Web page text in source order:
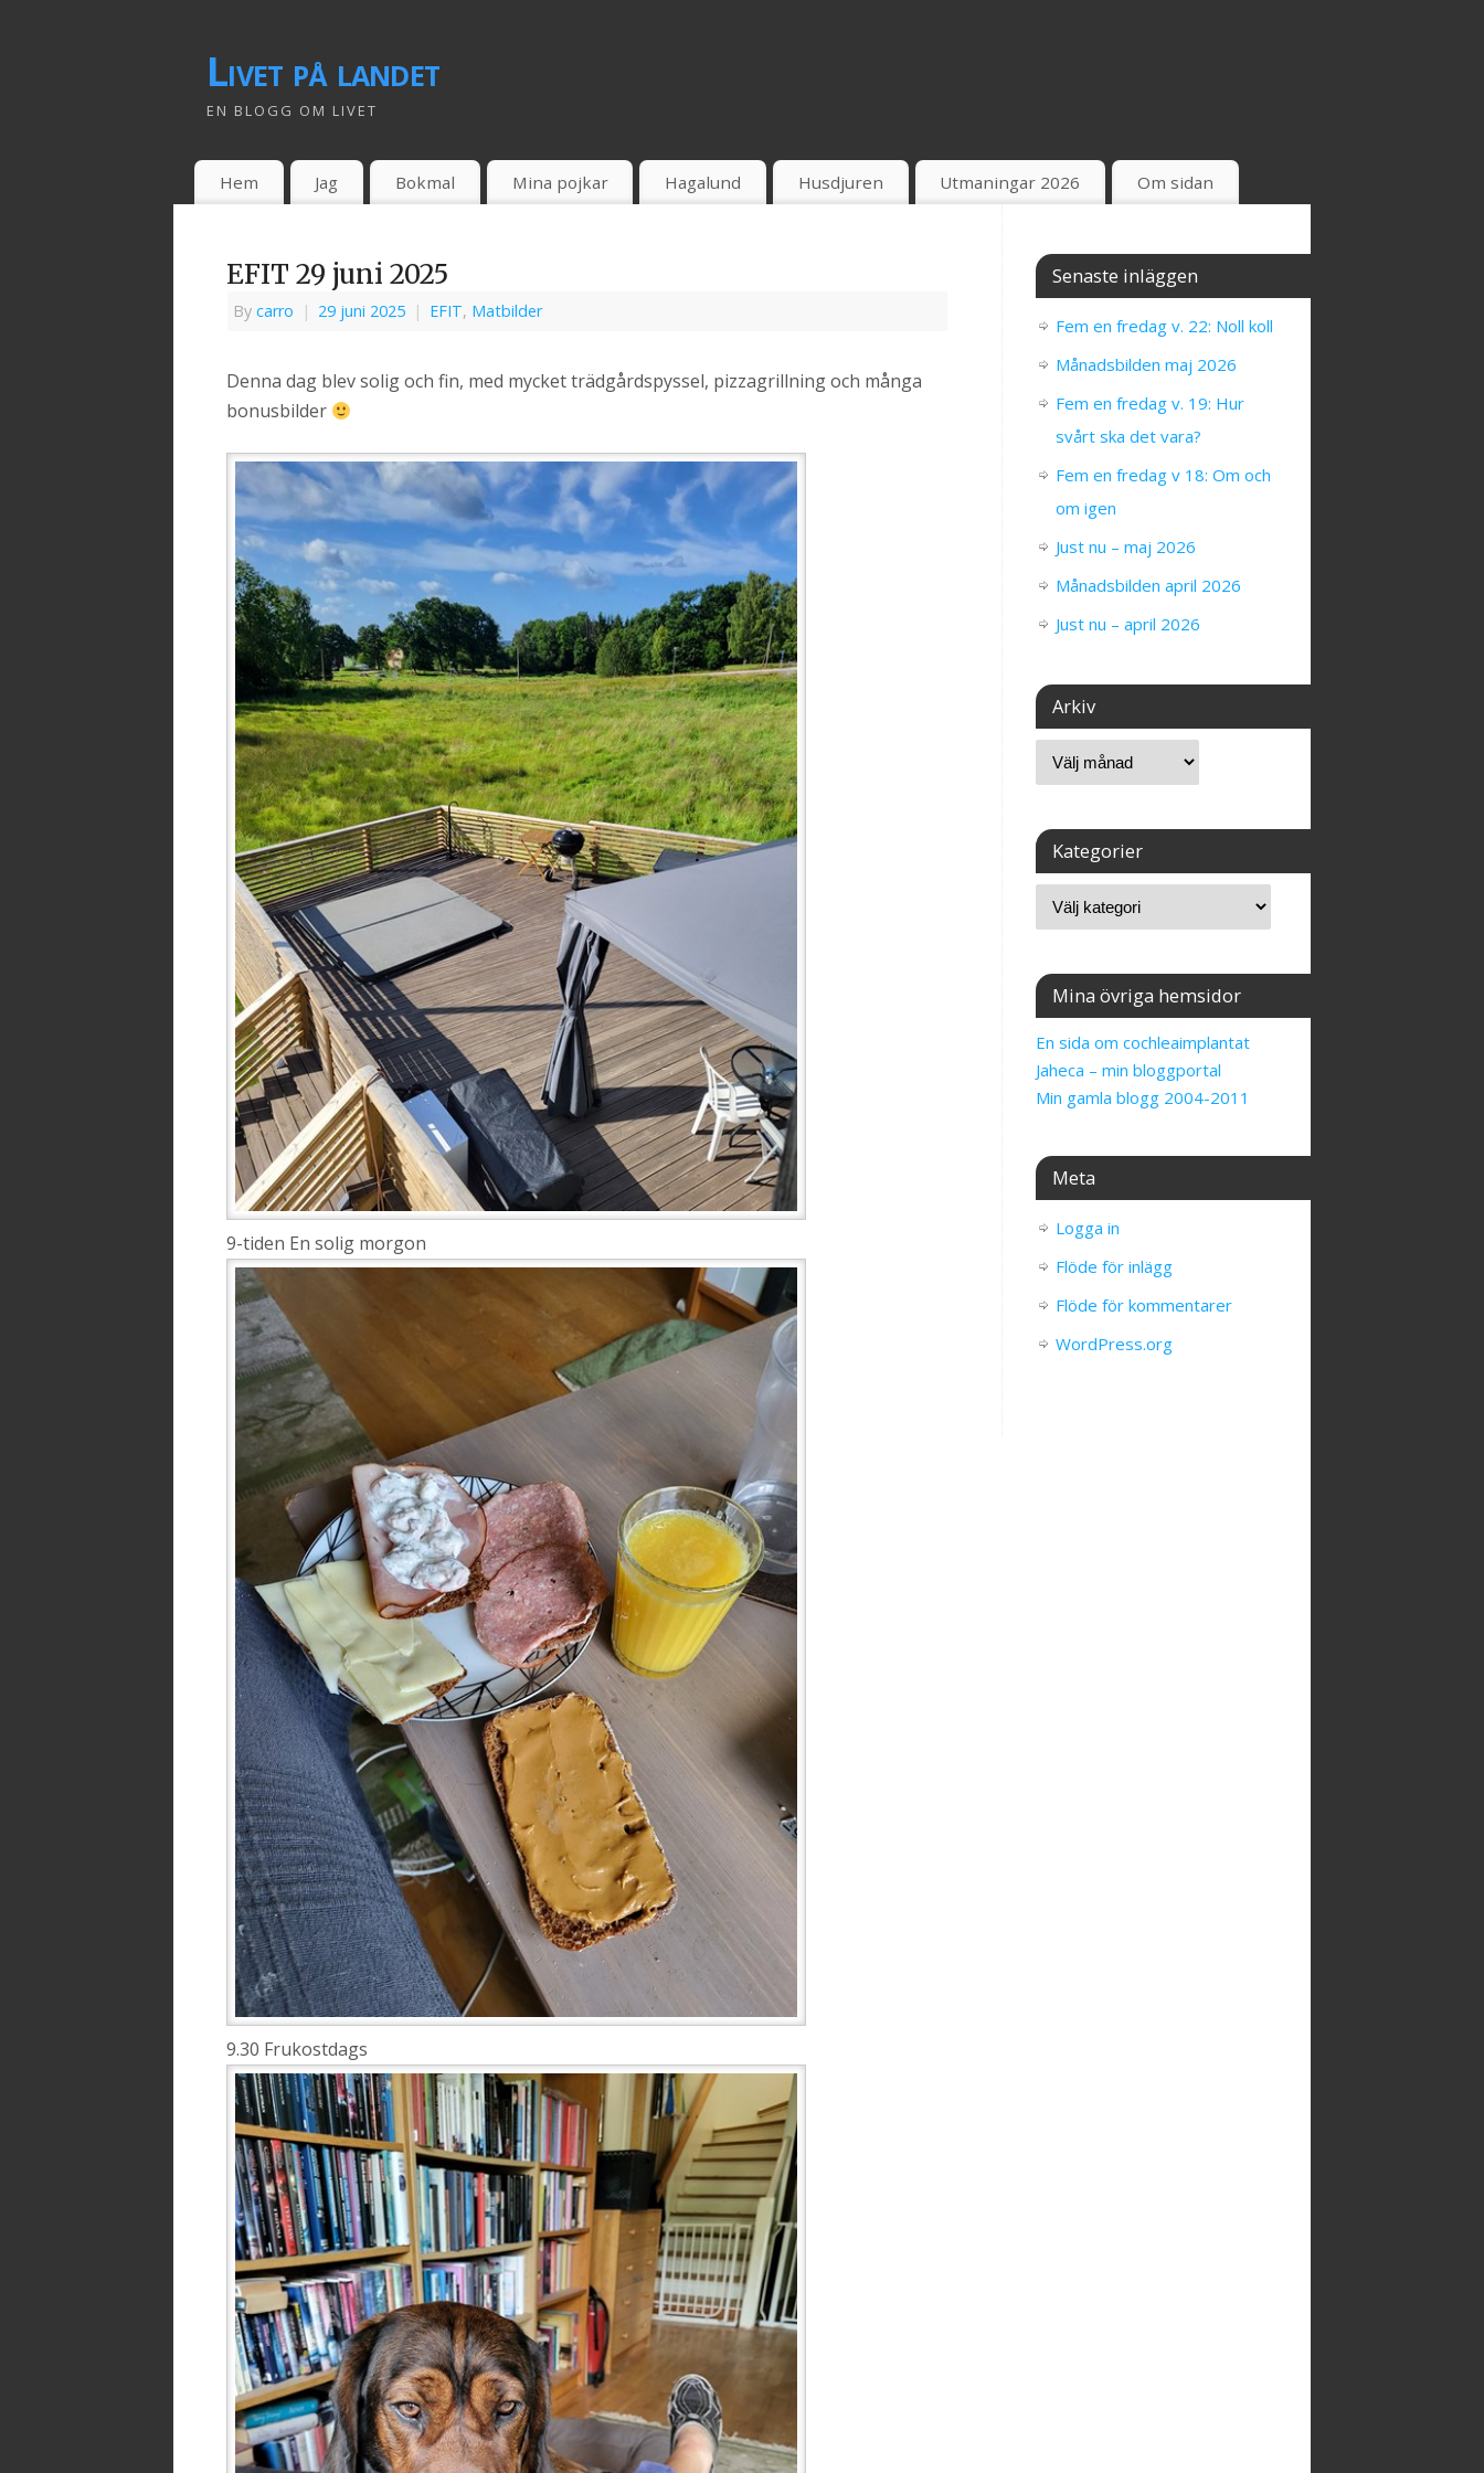
Livet på landet
EN BLOGG OM LIVET
Hem Jag Bokmal Mina pojkar Hagalund Husdjuren Utmaningar 2026 Om sidan
EFIT 29 juni 2025
By carro | 29 juni 2025 | EFIT, Matbilder
Denna dag blev solig och fin, med mycket trädgårdspyssel, pizzagrillning och många
bonusbilder
9-tiden En solig morgon
9.30 Frukostdags
Senaste inläggen
Fem en fredag v. 22: Noll koll
Månadsbilden maj 2026
Fem en fredag v. 19: Hur
svårt ska det vara?
Fem en fredag v 18: Om och
om igen
Just nu – maj 2026
Månadsbilden april 2026
Just nu – april 2026
Arkiv
Kategorier
Mina övriga hemsidor
En sida om cochleaimplantat
Jaheca – min bloggportal
Min gamla blogg 2004-2011
Meta
Logga in
Flöde för inlägg
Flöde för kommentarer
WordPress.org